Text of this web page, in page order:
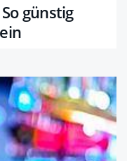
günstig